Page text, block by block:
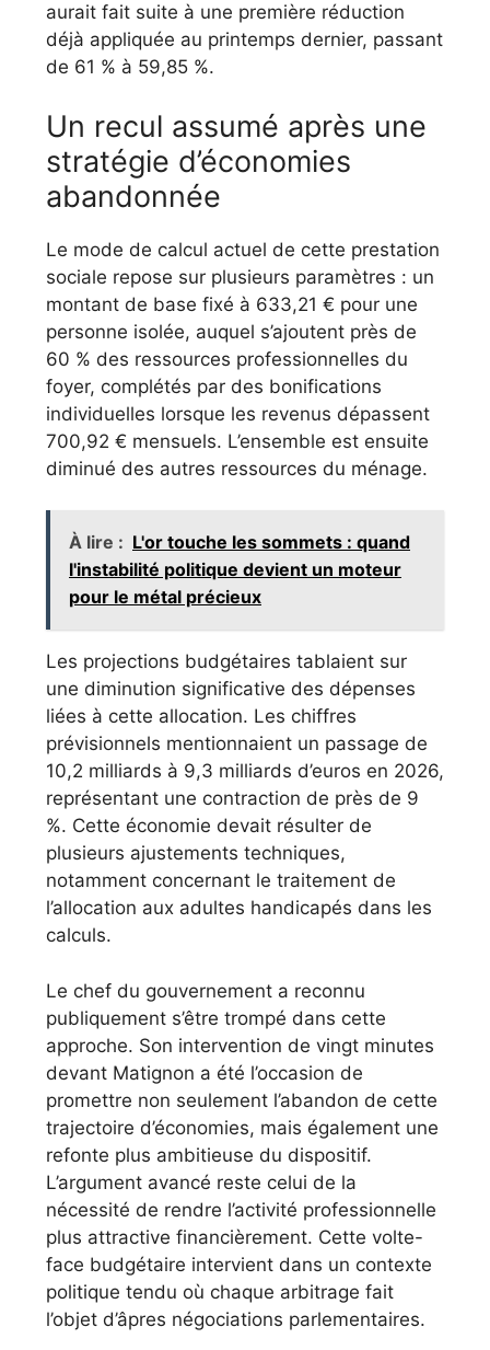
aurait fait suite à une première réduction
déjà appliquée au printemps dernier, passant
de 61 % à 59,85 %.
Un recul assumé après une
stratégie d’économies
abandonnée
Le mode de calcul actuel de cette prestation
sociale repose sur plusieurs paramètres : un
montant de base fixé à 633,21 € pour une
personne isolée, auquel s’ajoutent près de
60 % des ressources professionnelles du
foyer, complétés par des bonifications
individuelles lorsque les revenus dépassent
700,92 € mensuels. L’ensemble est ensuite
diminué des autres ressources du ménage.
À lire : L'or touche les sommets : quand
l'instabilité politique devient un moteur
pour le métal précieux
Les projections budgétaires tablaient sur
une diminution significative des dépenses
liées à cette allocation. Les chiffres
prévisionnels mentionnaient un passage de
10,2 milliards à 9,3 milliards d’euros en 2026,
représentant une contraction de près de 9
%. Cette économie devait résulter de
plusieurs ajustements techniques,
notamment concernant le traitement de
l’allocation aux adultes handicapés dans les
calculs.
Le chef du gouvernement a reconnu
publiquement s’être trompé dans cette
approche. Son intervention de vingt minutes
devant Matignon a été l’occasion de
promettre non seulement l’abandon de cette
trajectoire d’économies, mais également une
refonte plus ambitieuse du dispositif.
L’argument avancé reste celui de la
nécessité de rendre l’activité professionnelle
plus attractive financièrement. Cette volte-
face budgétaire intervient dans un contexte
politique tendu où chaque arbitrage fait
l’objet d’âpres négociations parlementaires.